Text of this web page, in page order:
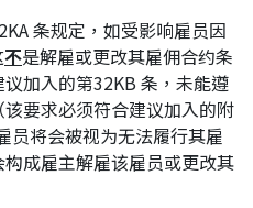
条规定，如受影响雇员因
不是解雇或更改其雇佣合约条
加入的第32KB 条，未能遵
要求必须符合建议加入的附
员将会被视为无法履行其雇
成雇主解雇该雇员或更改其